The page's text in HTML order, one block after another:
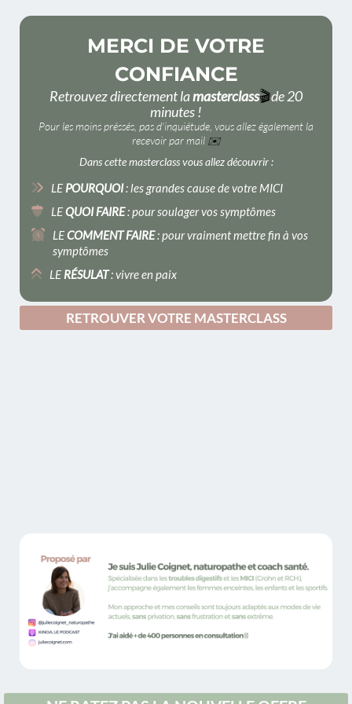
MERCI DE VOTRE
CONFIANCE
Retrouvez directement lamasterclass🎬de 20
minutes !
Pour les moins préssés, pas d'inquiétude, vous allez également la
recevoir par mail ✉️
Dans cette masterclass vous allez découvrir :
LE POURQUOI: les grandes cause de votre MICI
LEQUOI FAIRE: pour soulager vos symptômes
LECOMMENT FAIRE: pour vraiment mettre fin à vos
symptômes
LE RÉSULAT: vivre en paix
RETROUVER VOTRE MASTERCLASS